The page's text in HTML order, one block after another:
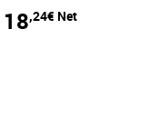
au panier
18,24€ Net